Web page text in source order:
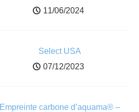
11/06/2024
Select USA
07/12/2023
Empreinte carbone d’aquama® –